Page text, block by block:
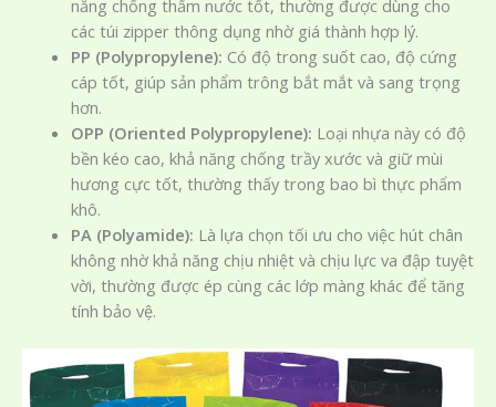
năng chống thấm nước tốt, thường được dùng cho
các túi zipper thông dụng nhờ giá thành hợp lý.
PP (Polypropylene): Có độ trong suốt cao, độ cứng
cáp tốt, giúp sản phẩm trông bắt mắt và sang trọng
hơn.
OPP (Oriented Polypropylene): Loại nhựa này có độ
bền kéo cao, khả năng chống trầy xước và giữ mùi
hương cực tốt, thường thấy trong bao bì thực phẩm
khô.
PA (Polyamide): Là lựa chọn tối ưu cho việc hút chân
không nhờ khả năng chịu nhiệt và chịu lực va đập tuyệt
vời, thường được ép cùng các lớp màng khác để tăng
tính bảo vệ.